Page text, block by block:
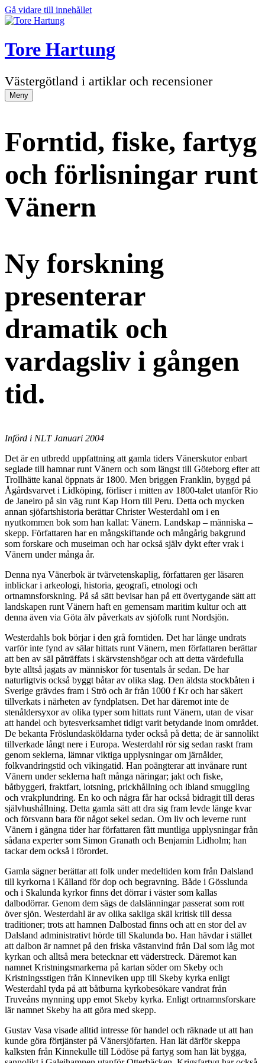
Gå vidare till innehållet
Tore Hartung
Västergötland i artiklar och recensioner
Meny
Forntid, fiske, fartyg
och förlisningar runt
Vänern
Ny forskning
presenterar
dramatik och
vardagsliv i gången
tid.
Införd i NLT Januari 2004
Det är en utbredd uppfattning att gamla tiders Vänerskutor enbart
seglade till hamnar runt Vänern och som längst till Göteborg efter att
Trollhätte kanal öppnats år 1800. Men briggen Franklin, byggd på
Ågårdsvarvet i Lidköping, förliser i mitten av 1800-talet utanför Rio
de Janeiro på sin väg runt Kap Horn till Peru. Detta och mycken
annan sjöfartshistoria berättar Christer Westerdahl om i en
nyutkommen bok som han kallat: Vänern. Landskap – människa –
skepp. Författaren har en mångskiftande och mångårig bakgrund
som forskare och museiman och har också själv dykt efter vrak i
Vänern under många år.
Denna nya Vänerbok är tvärvetenskaplig, författaren ger läsaren
inblickar i arkeologi, historia, geografi, etnologi och
ortnamnsforskning. På så sätt bevisar han på ett övertygande sätt att
landskapen runt Vänern haft en gemensam maritim kultur och att
denna även via Göta älv påverkats av sjöfolk runt Nordsjön.
Westerdahls bok börjar i den grå forntiden. Det har länge undrats
varför inte fynd av sälar hittats runt Vänern, men författaren berättar
att ben av säl påträffats i skärvstenshögar och att detta värdefulla
byte alltså jagats av människor för tusentals år sedan. De har
naturligtvis också byggt båtar av olika slag. Den äldsta stockbåten i
Sverige grävdes fram i Strö och är från 1000 f Kr och har säkert
tillverkats i närheten av fyndplatsen. Det har däremot inte de
stenåldersyxor av olika typer som hittats runt Vänern, utan de visar
att handel och bytesverksamhet tidigt varit betydande inom området.
De bekanta Fröslundasköldarna tyder också på detta; de är sannolikt
tillverkade långt nere i Europa. Westerdahl rör sig sedan raskt fram
genom seklerna, lämnar viktiga upplysningar om järnålder,
folkvandringstid och vikingatid. Han poängterar att invånare runt
Vänern under seklerna haft många näringar; jakt och fiske,
båtbyggeri, fraktfart, lotsning, prickhållning och ibland smuggling
och vrakplundring. En ko och några får har också bidragit till deras
självhushållning. Detta gamla sätt att dra sig fram levde länge kvar
och försvann bara för något sekel sedan. Om liv och leverne runt
Vänern i gångna tider har författaren fått muntliga upplysningar från
sådana experter som Simon Granath och Benjamin Lidholm; han
tackar dem också i förordet.
Gamla sägner berättar att folk under medeltiden kom från Dalsland
till kyrkorna i Kålland för dop och begravning. Både i Gösslunda
och i Skalunda kyrkor finns det dörrar i väster som kallas
dalbodörrar. Genom dem sägs de dalslänningar passerat som rott
över sjön. Westerdahl är av olika sakliga skäl kritisk till dessa
traditioner; trots att hamnen Dalbostad finns och att en stor del av
Dalsland administrativt hörde till Skalunda bo. Han hävdar i stället
att dalbon är namnet på den friska västanvind från Dal som låg mot
kyrkan och alltså mera betecknar ett väderstreck. Däremot kan
namnet Kristningsmarkerna på kartan söder om Skeby och
Kristningsstigen från Kinneviken upp till Skeby kyrka enligt
Westerdahl tyda på att båtburna kyrkobesökare vandrat från
Truveåns mynning upp emot Skeby kyrka. Enligt ortnamnsforskare
lär namnet Skeby ha att göra med skepp.
Gustav Vasa visade alltid intresse för handel och räknade ut att han
kunde göra förtjänster på Vänersjöfarten. Han lät därför skeppa
kalksten från Kinnekulle till Lödöse på fartyg som han lät bygga,